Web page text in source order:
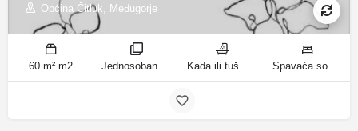
Općina Čitluk, Međugorje
60 m² m2 Jednosoban stan sobe Kada ili tuš kupatila Spavaća soba 1: 1 francuski bračni krevet | Dnevni boravak: 1 kauč na razvlačenje ležaja